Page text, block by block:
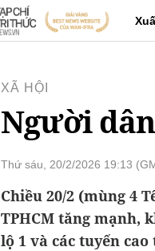
XÃ HỘI
Người
Thứ sáu, 20/2/2026 19:13
Chiều 20/2 (mùng 4
TPHCM tăng mạnh,
lộ 1 và các tuyến